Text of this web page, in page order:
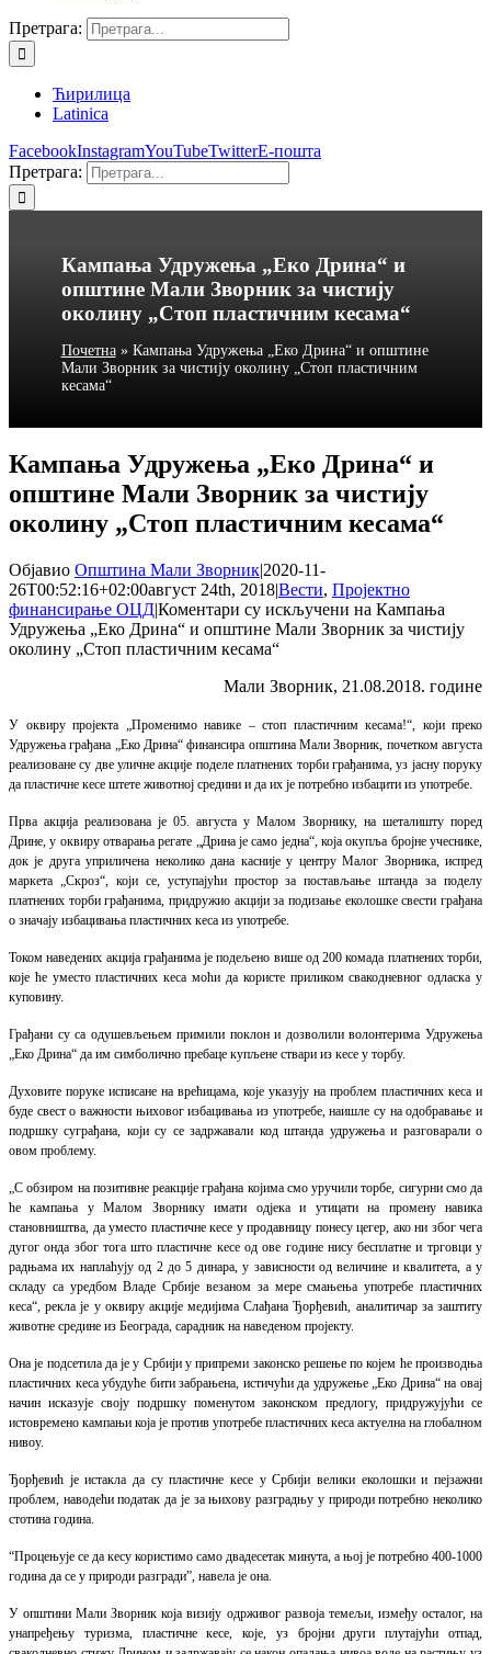
Претрага:
Ћирилица
Latinica
FacebookInstagramYouTubeTwitterЕ-пошта
Претрага:
Кампања Удружења „Еко Дрина“ и
општине Мали Зворник за чистију
околину „Стоп пластичним кесама“
Почетна» Кампања Удружења „Еко Дрина“ и општине
Мали Зворник за чистију околину „Стоп пластичним
кесама“
Кампања Удружења „Еко Дрина“ и
општине Мали Зворник за чистију
околину „Стоп пластичним кесама“
Објавио Општина Мали Зворник|2020-11-
26T00:52:16+02:00август 24th, 2018|Вести, Пројектно
финансирање ОЦД|Коментари су искључени на Кампања
Удружења „Еко Дрина“ и општине Мали Зворник за чистију
околину „Стоп пластичним кесама“
Мали Зворник, 21.08.2018. године
У оквиру пројекта „Променимо навике – стоп пластичним кесама!“, који преко
Удружења грађана „Еко Дрина“ финансира општина Мали Зворник, почетком августа
реализоване су две уличне акције поделе платнених торби грађанима, уз јасну поруку
да пластичне кесе штете животној средини и да их је потребно избацити из употребе.
Прва акција реализована је 05. августа у Малом Зворнику, на шеталишту поред
Дрине, у оквиру отварања регате „Дрина је само једна“, која окупља бројне учеснике,
док је друга уприличена неколико дана касније у центру Малог Зворника, испред
маркета „Скроз“, који се, уступајући простор за постављање штанда за поделу
платнених торби грађанима, придружио акцији за подизање еколошке свести грађана
о значају избацивања пластичних кеса из употребе.
Током наведених акција грађанима је подељено више од 200 комада платнених торби,
које ће уместо пластичних кеса моћи да користе приликом свакодневног одласка у
куповину.
Грађани су са одушевљењем примили поклон и дозволили волонтерима Удружења
„Еко Дрина“ да им симболично пребаце купљене ствари из кесе у торбу.
Духовите поруке исписане на врећицама, које указују на проблем пластичних кеса и
буде свест о важности њиховог избацивања из употребе, наишле су на одобравање и
подршку суграђана, који су се задржавали код штанда удружења и разговарали о
овом проблему.
„С обзиром на позитивне реакције грађана којима смо уручили торбе, сигурни смо да
ће кампања у Малом Зворнику имати одјека и утицати на промену навика
становништва, да уместо пластичне кесе у продавницу понесу цегер, ако ни због чега
дугог онда због тога што пластичне кесе од ове године нису бесплатне и трговци у
радњама их наплаћују од 2 до 5 динара, у зависности од величине и квалитета, а у
складу са уредбом Владе Србије везаном за мере смањења употребе пластичних
кеса“, рекла је у оквиру акције медијима Слађана Ђорђевић, аналитичар за заштиту
животне средине из Београда, сарадник на наведеном пројекту.
Она је подсетила да је у Србији у припреми законско решење по којем ће производња
пластичних кеса убудуће бити забрањена, истичући да удружење „Еко Дрина“ на овај
начин исказује своју подршку поменутом законском предлогу, придружујући се
истовремено кампањи која је против употребе пластичних кеса актуелна на глобалном
нивоу.
Ђорђевић је истакла да су пластичне кесе у Србији велики еколошки и пејзажни
проблем, наводећи податак да је за њихову разградњу у природи потребно неколико
стотина година.
“Процењује се да кесу користимо само двадесетак минута, а њој је потребно 400-1000
година да се у природи разгради”, навела је она.
У општини Мали Зворник која визију одрживог развоја темељи, између осталог, на
унапређењу туризма, пластичне кесе, које, уз бројни други плутајући отпад,